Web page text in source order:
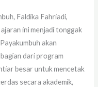
Faldika Fahriadi,
ini menjadi tonggak
akan
dari program
besar untuk mencetak
secara akademik,